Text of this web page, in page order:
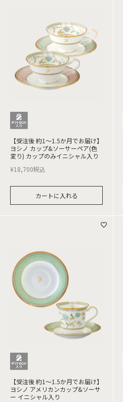
【受注後 約1～1.5か月でお届け】
ヨシノ カップ&ソーサーペア(色
変り) カップのみイニシャル入り
¥18,700税込
カートに入れる
【受注後 約1～1.5か月でお届け】
ヨシノ アメリカンカップ&ソーサ
ー イニシャル入り